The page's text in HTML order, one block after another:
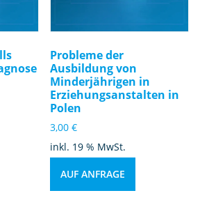
Probleme der
Ausbildung von
Minderjährigen in
Erziehungsanstalten in
Polen
3,00€
inkl. 19 % MwSt.
AUF ANFRAGE